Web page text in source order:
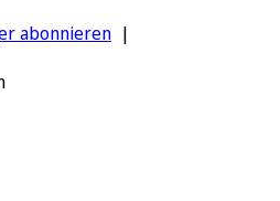
abonnieren